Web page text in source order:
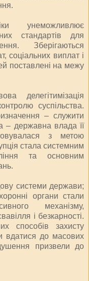
унеможливлює
стандартів для
Зберігаються
соціальних виплат і
поставлені на межу
делегітимізація
суспільства.
– служити
– державна влада її
з метою
стала системним
та основним
системи держави;
органи стали
механізму,
і безкарності.
способів захисту
вдатися до масових
призвели до